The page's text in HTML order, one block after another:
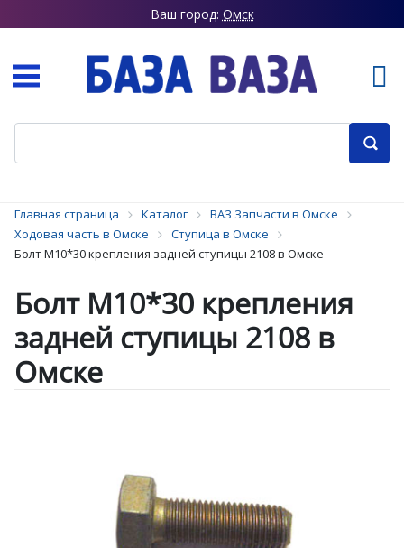
Ваш город: Омск
Главная страница Каталог
ВАЗ Запчасти в Омске
Ходовая часть в Омске
Ступица в Омске
Болт М10*30 крепления задней ступицы 2108 в Омске
Болт М10*30 крепления
задней ступицы 2108 в
Омске